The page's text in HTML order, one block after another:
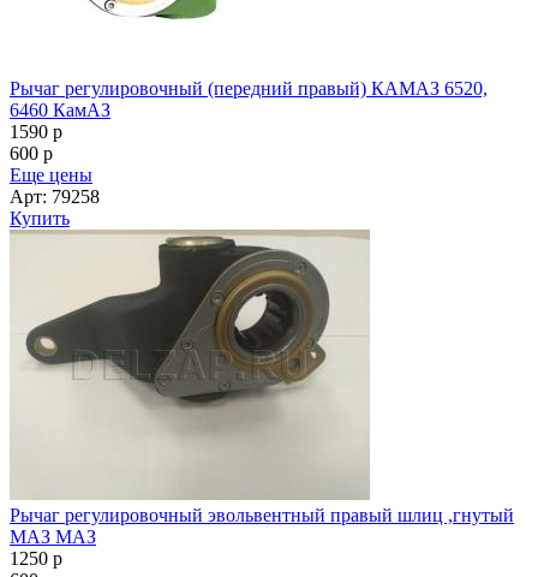
Рычаг регулировочный (передний правый) КАМАЗ 6520,
6460 КамАЗ
1590 p
600 p
Еще цены
Арт: 79258
Купить
Рычаг регулировочный эвольвентный правый шлиц ,гнутый
МАЗ МАЗ
1250 p